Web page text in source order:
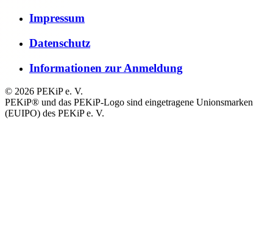
Impressum
Datenschutz
Informationen zur Anmeldung
© 2026 PEKiP e. V.
PEKiP® und das PEKiP-Logo sind eingetragene Unionsmarken
(EUIPO) des PEKiP e. V.